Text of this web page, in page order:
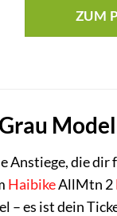
ZUM
die dir
HaibikeAllMtn 2
– es ist dein